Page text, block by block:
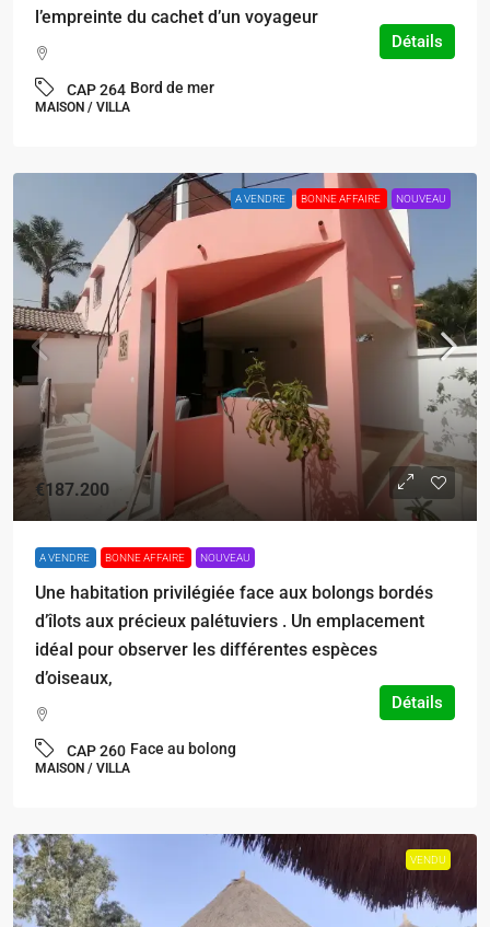
l’empreinte du cachet d’un voyageur
CAP 264 Bord de mer
MAISON / VILLA
Détails
A VENDRE BONNE AFFAIRE NOUVEAU
€187.200
A VENDRE BONNE AFFAIRE NOUVEAU
Une habitation privilégiée face aux bolongs bordés
d’îlots aux précieux palétuviers . Un emplacement
idéal pour observer les différentes espèces
d’oiseaux,
CAP 260 Face au bolong
MAISON / VILLA
Détails
VENDU